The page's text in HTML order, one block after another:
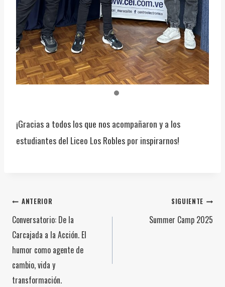
¡Gracias a todos los que nos acompañaron y a los
estudiantes del Liceo Los Robles por inspirarnos!
Navegación
de
entradas
ANTERIOR
Conversatorio: De la
Carcajada a la Acción. El
humor como agente de
cambio, vida y
transformación.
SIGUIENTE
Summer Camp 2025